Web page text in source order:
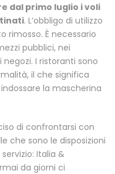
dal primo luglio i voli
. L’obbligo di utilizzo
rimosso. È necessario
pubblici, nei
I ristoranti sono
il che significa
la mascherina
di confrontarsi con
che sono le disposizioni
Italia &
da giorni ci